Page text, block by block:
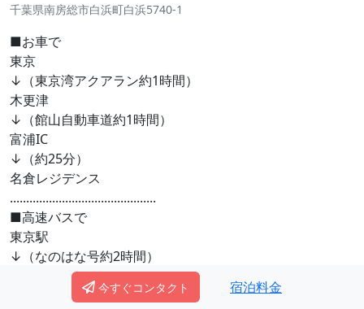
千葉県南房総市白浜町白浜5740-1
■お車で
東京
↓（東京湾アクアラン約1時間）
木更津
↓（館山自動車道約1時間）
富浦IC
↓（約25分）
名倉レジデンス
.............................................
■高速バスで
東京駅
↓（なのはな号約2時間）
安房白浜バス停
↓（タクシー約2分）今すぐコンタクト 宿泊料金